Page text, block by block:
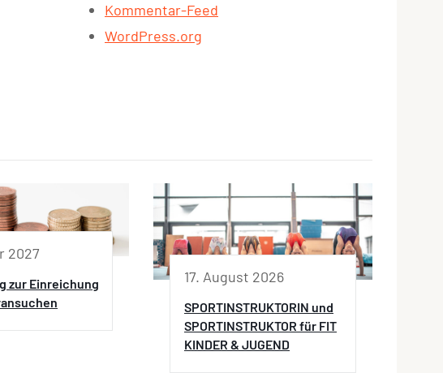
Kommentar-Feed
WordPress.org
2027
zur Einreichung
17. August 2026
SPORTINSTRUKTORIN und
SPORTINSTRUKTOR für FIT
KINDER & JUGEND